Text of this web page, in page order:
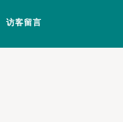
访客留言